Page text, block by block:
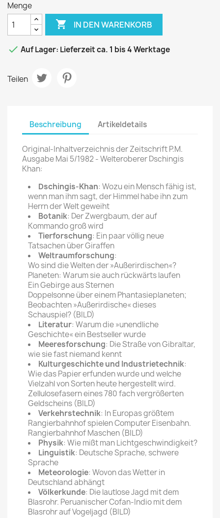
Menge
 IN DEN WARENKORB
 Auf Lager: Lieferzeit ca. 1 bis 4 Werktage
Teilen
Beschreibung Artikeldetails
Original-Inhaltverzeichnis der Zeitschrift P.M.
Ausgabe Mai 5/1982 - Welteroberer Dschingis
Khan:
Dschingis-Khan: Wozu ein Mensch fähig ist,
wenn man ihm sagt, der Himmel habe ihn zum
Herrn der Welt geweiht
Botanik: Der Zwergbaum, der auf
Kommando groß wird
Tierforschung: Ein paar völlig neue
Tatsachen über Giraffen
Weltraumforschung:
Wo sind die Welten der »Außerirdischen«?
Planeten: Warum sie auch rückwärts laufen
Ein Gebirge aus Sternen
Doppelsonne über einem Phantasieplaneten;
Beobachten »Außerirdische« dieses
Schauspiel? (BILD)
Literatur: Warum die »unendliche
Geschichte« ein Bestseller wurde
Meeresforschung: Die Straße von Gibraltar,
wie sie fast niemand kennt
Kulturgeschichte und Industrietechnik:
Wie das Papier erfunden wurde und welche
Vielzahl von Sorten heute hergestellt wird.
Zellulosefasern eines 780 fach vergrößerten
Geldscheins (BILD)
Verkehrstechnik: In Europas größtem
Rangierbahnhof spielen Computer Eisenbahn.
Rangierbahnhof Maschen (BILD)
Physik: Wie mißt man Lichtgeschwindigkeit?
Linguistik: Deutsche Sprache, schwere
Sprache
Meteorologie: Wovon das Wetter in
Deutschland abhängt
Völkerkunde: Die lautlose Jagd mit dem
Blasrohr. Peruanischer Cofan-Indio mit dem
Blasrohr auf Vogeljagd (BILD)